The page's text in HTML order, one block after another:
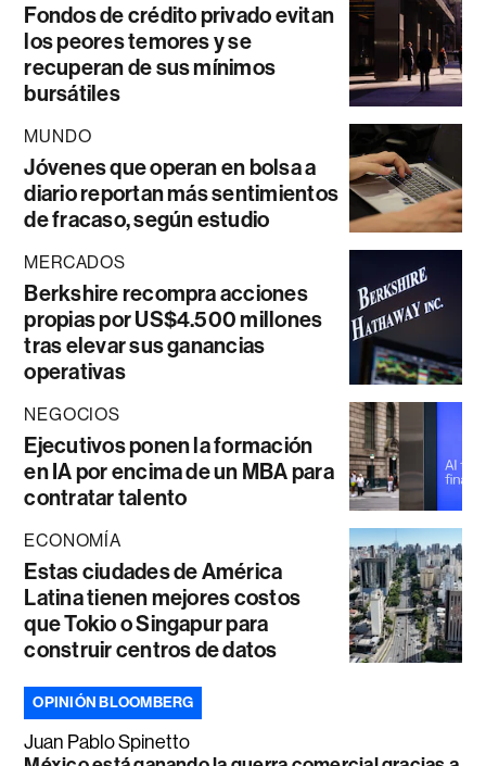
Fondos de crédito privado evitan
los peores temores y se
recuperan de sus mínimos
bursátiles
MUNDO
Jóvenes que operan en bolsa a
diario reportan más sentimientos
de fracaso, según estudio
MERCADOS
Berkshire recompra acciones
propias por US$4.500 millones
tras elevar sus ganancias
operativas
NEGOCIOS
Ejecutivos ponen la formación
en IA por encima de un MBA para
contratar talento
ECONOMÍA
Estas ciudades de América
Latina tienen mejores costos
que Tokio o Singapur para
construir centros de datos
OPINIÓN BLOOMBERG
Juan Pablo Spinetto